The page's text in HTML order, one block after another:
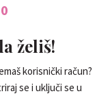
0
želiš!
korisnički račun?
se i uključi se u